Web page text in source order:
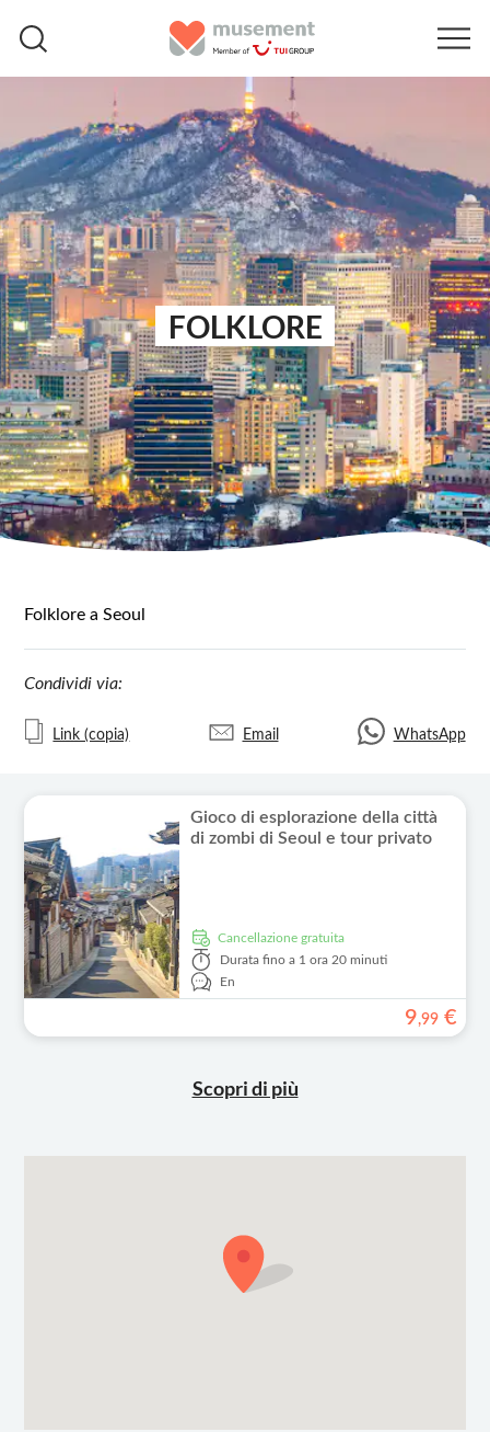
FOLKLORE
Folklore a Seoul
Condividi via:
Link (copia) Email WhatsApp
Gioco di esplorazione della città
di zombi di Seoul e tour privato
Cancellazione gratuita
Durata fino a 1 ora 20 minuti
En
9,99 €
Scopri di più